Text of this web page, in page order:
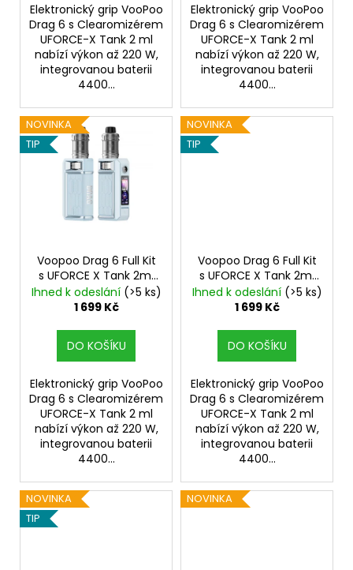
Elektronický grip VooPoo
Drag 6 s Clearomizérem
UFORCE-X Tank 2 ml
nabízí výkon až 220 W,
integrovanou baterii
4400...
Elektronický grip VooPoo
Drag 6 s Clearomizérem
UFORCE-X Tank 2 ml
nabízí výkon až 220 W,
integrovanou baterii
4400...
NOVINKA
TIP
Voopoo Drag 6 Full Kit
s UFORCE X Tank 2ml
Blue4400mAh
Ihned k odeslání (>5 ks)
1 699 Kč
DO KOŠÍKU
Elektronický grip VooPoo
Drag 6 s Clearomizérem
UFORCE-X Tank 2 ml
nabízí výkon až 220 W,
integrovanou baterii
4400...
NOVINKA
TIP
Voopoo Drag 6 Full Kit
s UFORCE X Tank 2ml
Silver4400mAh
Ihned k odeslání (>5 ks)
1 699 Kč
DO KOŠÍKU
Elektronický grip VooPoo
Drag 6 s Clearomizérem
UFORCE-X Tank 2 ml
nabízí výkon až 220 W,
integrovanou baterii
4400...
NOVINKA
TIP
NOVINKA